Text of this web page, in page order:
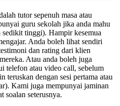
tutor sepenuh masa atau
guru sekolah jika anda mahu
sedikit tinggi). Hampir kesemua
Anda boleh lihat sendiri
dan rating dari klien
Atau anda boleh juga
telefon atau video call, sebelum
teruskan dengan sesi pertama atau
Kami juga mempunyai jaminan
soalan seterusnya.